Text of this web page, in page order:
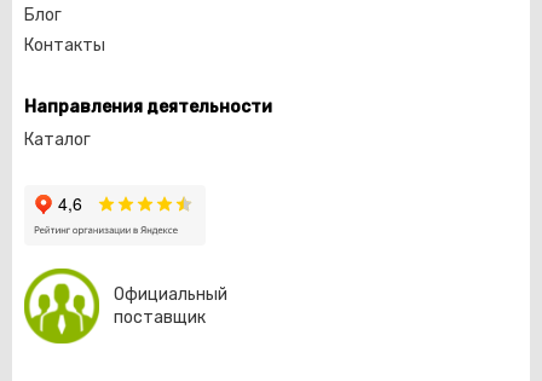
Блог
Контакты
Направления деятельности
Каталог
Официальный
поставщик